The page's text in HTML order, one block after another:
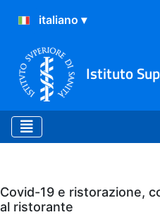
Istituto
Eventi
Covid-19 e ristorazione,
al ristorante